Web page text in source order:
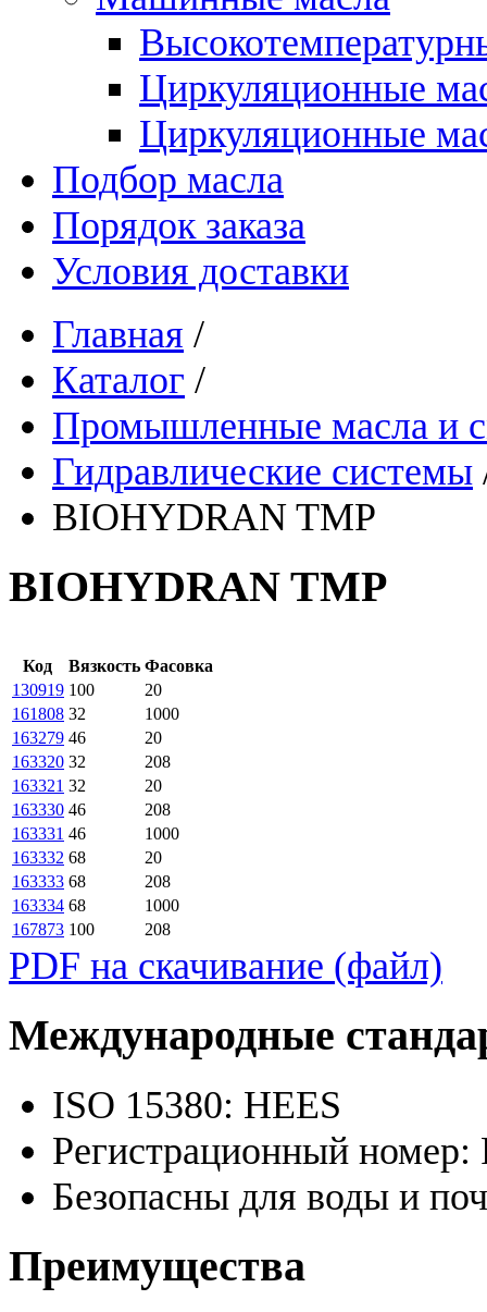
Циркуляционные
Циркуляционные
Подбор масла
Порядок заказа
Условия доставки
Главная /
Каталог /
Промышленные масла и
Гидравлические системы
BIOHYDRAN TMP
BIOHYDRAN TMP
Код Вязкость Фасовка
130919 100
20
161808 32
1000
163279 46
20
163320 32
208
163321 32
20
163330 46
208
163331 46
1000
163332 68
20
163333 68
208
163334 68
1000
167873 100 208
PDF на скачивание (файл)
Международные
ISO 15380: HEES
Регистрационный
Безопасны для воды и
Преимущества